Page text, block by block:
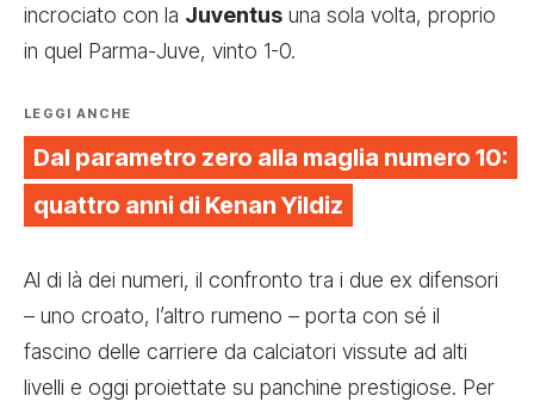
incrociato con la Juventus una sola volta, proprio
in quel Parma-Juve, vinto 1-0.
LEGGI ANCHE
Dal parametro zero alla maglia numero 10:
quattro anni di Kenan Yildiz
Al di là dei numeri, il confronto tra i due ex difensori
– uno croato, l’altro rumeno – porta con sé il
fascino delle carriere da calciatori vissute ad alti
livelli e oggi proiettate su panchine prestigiose. Per